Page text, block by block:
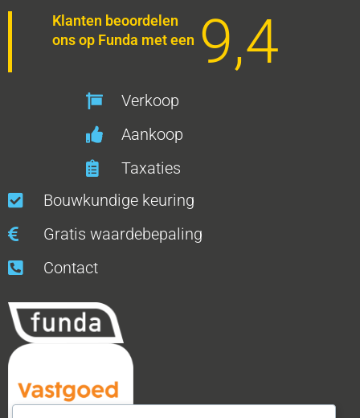
Klanten beoordelen
ons op Funda met een 9,4
Verkoop
Aankoop
Taxaties
Bouwkundige keuring
Gratis waardebepaling
Contact